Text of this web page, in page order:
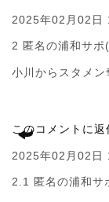
2025年02月02日
2 匿名の浦和サポ
小川からスタメン
このコメントに返
2025年02月02日
2.1 匿名の浦和サ